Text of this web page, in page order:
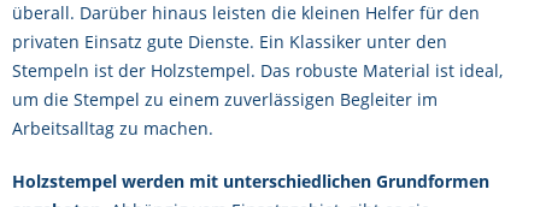
überall. Darüber hinaus leisten die kleinen Helfer für den
privaten Einsatz gute Dienste. Ein Klassiker unter den
Stempeln ist der Holzstempel. Das robuste Material ist ideal,
um die Stempel zu einem zuverlässigen Begleiter im
Arbeitsalltag zu machen.
Holzstempel werden mit unterschiedlichen Grundformen